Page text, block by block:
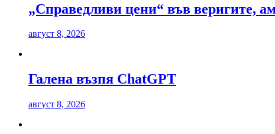
„Справедливи цени“ във веригите,
август 8, 2026
Галена възпя ChatGPT
август 8, 2026